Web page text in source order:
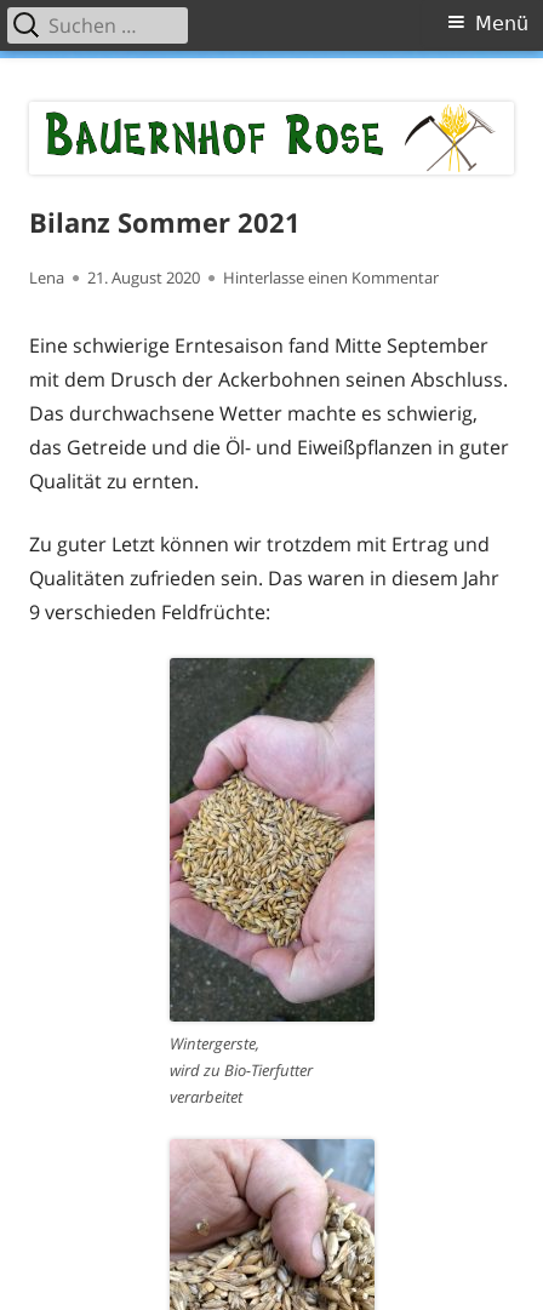
Inhalt
Primäres
Menü
Suchen
nach:
Bilanz Sommer 2021
Autor
Lena
Veröffentlicht
21. August 2020 Hinterlasse einen Kommentarzu Bilanz
Eine schwierige Erntesaison fand Mitte September
mit dem Drusch der Ackerbohnen seinen Abschluss.
Das durchwachsene Wetter machte es schwierig,
das Getreide und die Öl- und Eiweißpflanzen in guter
Qualität zu ernten.
Zu guter Letzt können wir trotzdem mit Ertrag und
Qualitäten zufrieden sein. Das waren in diesem Jahr
9 verschieden Feldfrüchte:
Wintergerste,
wird zu Bio-Tierfutter
verarbeitet